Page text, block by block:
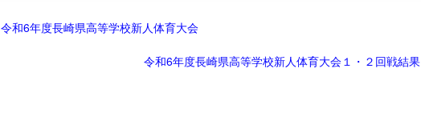
令和6年度長崎県高等学校新人体育大会
令和6年度長崎県高等学校新人体育大会１・２回戦結果